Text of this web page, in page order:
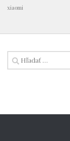
xiaomi
Hľadať: